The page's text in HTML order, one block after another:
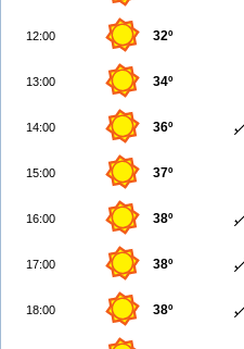
12:00 32º
13:00 34º
14:00 36º
15:00 37º
16:00 38º
17:00 38º
18:00 38º